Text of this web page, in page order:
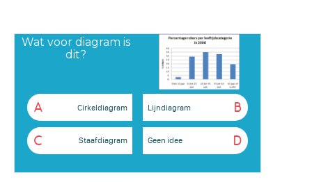
Wat voor diagram is
dit?
A Cirkeldiagram B
Lijndiagram
C Staafdiagram D
Geen idee